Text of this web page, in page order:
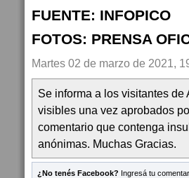
FUENTE: INFOPICO
FOTOS: PRENSA
Martes 02 de marzo de 2021,
Se informa a los visitantes
visibles una vez aprobados
comentario que contenga
anónimas. Muchas Gracias.
¿No tenés Facebook? Ingresá tu